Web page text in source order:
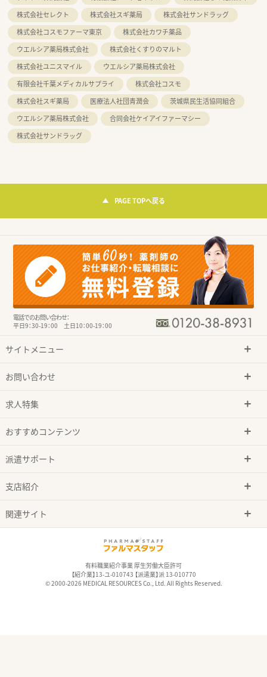
株式会社セレクト
株式会社スギ薬局
株式会社サンドラッグ
株式会社コスモファーマ東京
株式会社カワチ薬品
ウエルシア薬局株式会社
株式会社くすりのマルト
株式会社ユニスマイル
ウエルシア薬局株式会社
有限会社千葉メディカルサプライ
株式会社コスモ
株式会社スギ薬局
医療法人社団青潤会
茨城県民生活協同組合
ウエルシア薬局株式会社
合同会社ケイアイファーマシー
株式会社サンドラッグ
PAGE TOPへ戻る
電話でのお問い合わせ：
平日9：30-19：00 土日10：00-19：00
サイトメニュー
お問い合わせ
求人特集
おすすめコンテンツ
派遣サポート
支店紹介
関連サイト
有料職業紹介事業 厚生労働大臣許可
【紹介業】13-ユ-010743 【派遣業】派 13-010770
© 2000-2026 MEDICAL RESOURCES Co., Ltd. All Rights Reserved.